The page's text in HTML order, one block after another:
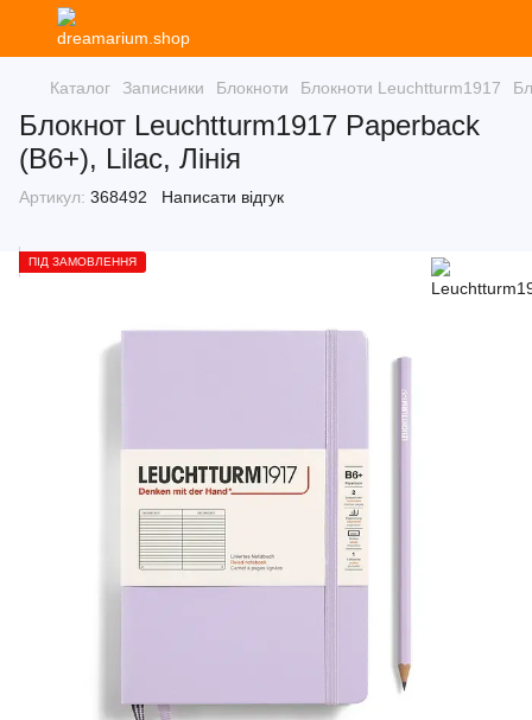
Каталог Записники Блокноти Блокноти Leuchtturm1917
Блокнот Leuchtturm1917 Paperback
(B6+), Lilac, Лінія
Артикул: 368492 Написати відгук
ПІД ЗАМОВЛЕННЯ